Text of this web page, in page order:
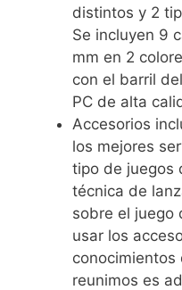
distintos y 2
Se incluyen 9
mm en 2
con el barril
PC de alta
Accesorios
los mejores
tipo de juegos
técnica de
sobre el juego
usar los
conocimientos
reunimos es